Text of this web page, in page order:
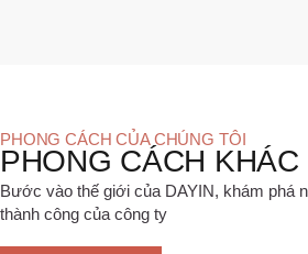
PHONG CÁCH CỦA CHÚNG TÔI
PHONG CÁCH KHÁC
Bước vào thế giới của DAYIN, khám phá
thành công của công ty